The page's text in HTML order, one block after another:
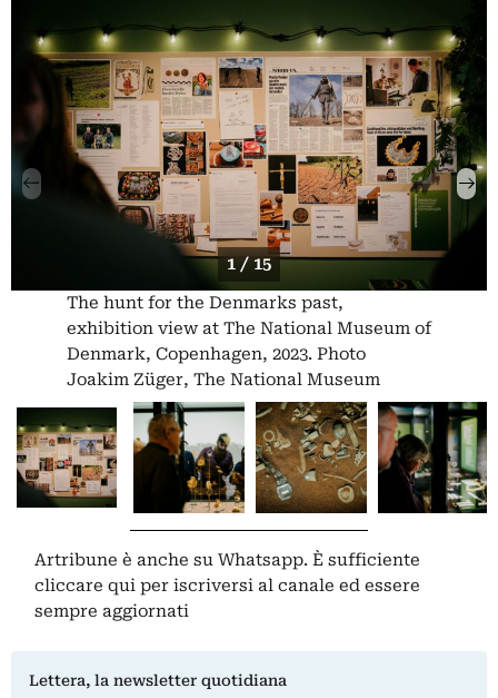
1 / 15
The hunt for the Denmarks past,
exhibition view at The National Museum of
Denmark, Copenhagen, 2023. Photo
Joakim Züger, The National Museum
Artribune è anche su Whatsapp. È sufficiente
cliccare qui per iscriversi al canale ed essere
sempre aggiornati
Lettera, la newsletter quotidiana